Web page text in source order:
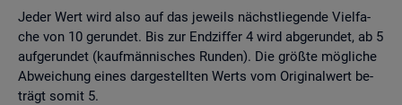
Jeder Wert wird also auf das je­weils nächst­lie­gen­de Viel­fa­
che von 10 ge­run­det. Bis zur End­zif­fer 4 wird ab­ge­run­det, ab 5
auf­ge­run­det (kauf­män­ni­sches Run­den). Die grö­ß­te mög­li­che
Ab­wei­chung eines dar­ge­stell­ten Werts vom Ori­gi­nal­wert be­
trägt somit 5.